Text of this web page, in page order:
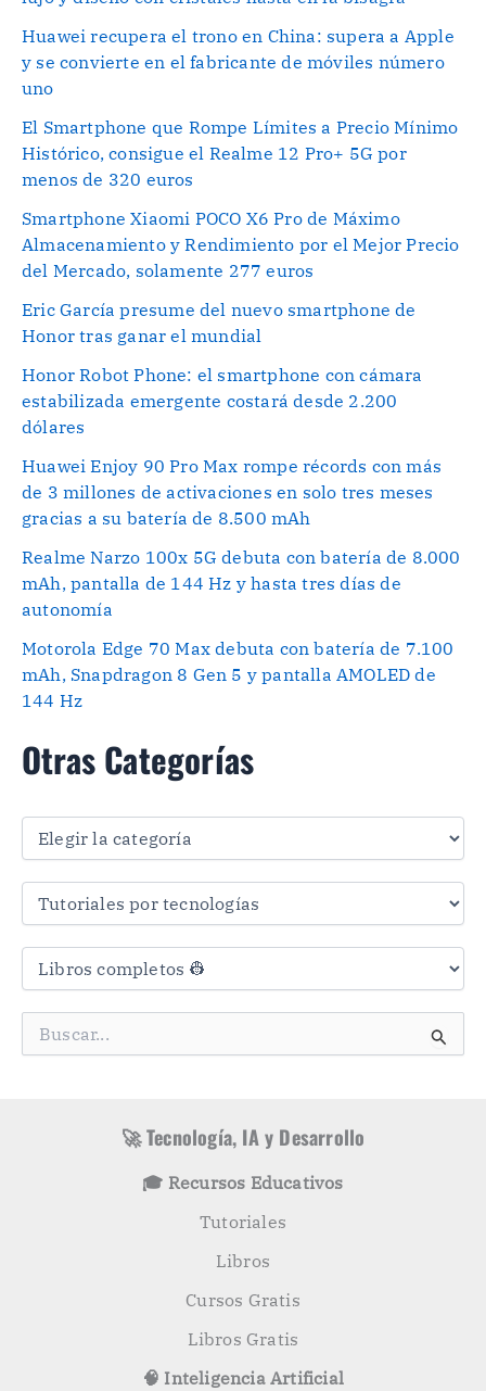
Huawei recupera el trono en China: supera a Apple
y se convierte en el fabricante de móviles número
uno
El Smartphone que Rompe Límites a Precio Mínimo
Histórico, consigue el Realme 12 Pro+ 5G por
menos de 320 euros
Smartphone Xiaomi POCO X6 Pro de Máximo
Almacenamiento y Rendimiento por el Mejor Precio
del Mercado, solamente 277 euros
Eric García presume del nuevo smartphone de
Honor tras ganar el mundial
Honor Robot Phone: el smartphone con cámara
estabilizada emergente costará desde 2.200
dólares
Huawei Enjoy 90 Pro Max rompe récords con más
de 3 millones de activaciones en solo tres meses
gracias a su batería de 8.500 mAh
Realme Narzo 100x 5G debuta con batería de 8.000
mAh, pantalla de 144 Hz y hasta tres días de
autonomía
Motorola Edge 70 Max debuta con batería de 7.100
mAh, Snapdragon 8 Gen 5 y pantalla AMOLED de
144 Hz
Otras Categorías
🚀 Tecnología, IA y Desarrollo
🎓 Recursos Educativos
Tutoriales
Libros
Cursos Gratis
Libros Gratis
🧠 Inteligencia Artificial